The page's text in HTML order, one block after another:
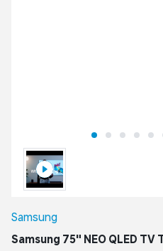
Samsung
Samsung 75" NEO QLED TV